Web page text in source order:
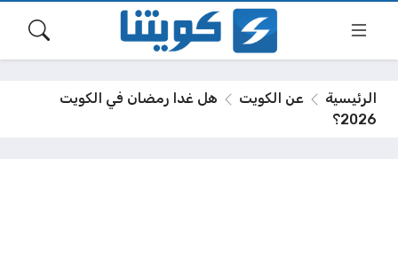
الرئيسية عن الكويت
هل غدا رمضان في الكويت
2026؟